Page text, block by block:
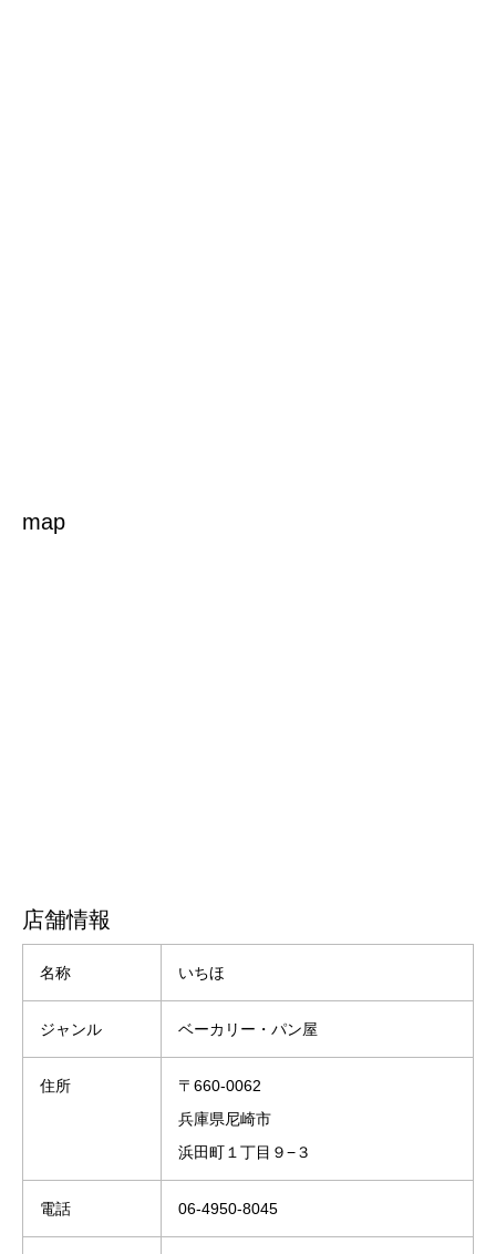
map
店舗情報
名称 いちほ
ジャンル ベーカリー・パン屋
住所
〒660-0062
兵庫県尼崎市
浜田町１丁目９−３
電話 06-4950-8045